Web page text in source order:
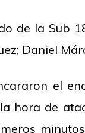
de la Sub
Daniel
el
hora de